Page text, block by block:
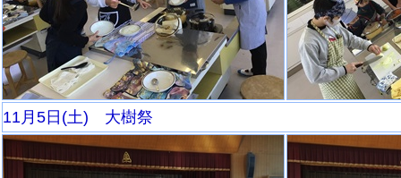
11月5日(土) 大樹祭